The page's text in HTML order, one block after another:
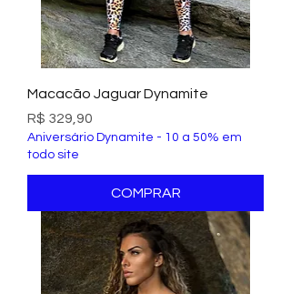
Macacão Jaguar Dynamite
Preço
R$ 329,90
Aniversário Dynamite - 10 a 50% em
todo site
COMPRAR